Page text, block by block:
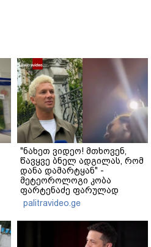
"ნახეთ ვიდეო! მთხოვენ,
წავყვე ბნელ ადგილას, რომ
დანა დამარტყან" -
მეტეოროლოგი კობა
ფარტენაძე ფარულად
გადაღებულ კადრებს
აქვეყნებს
palitravideo.ge